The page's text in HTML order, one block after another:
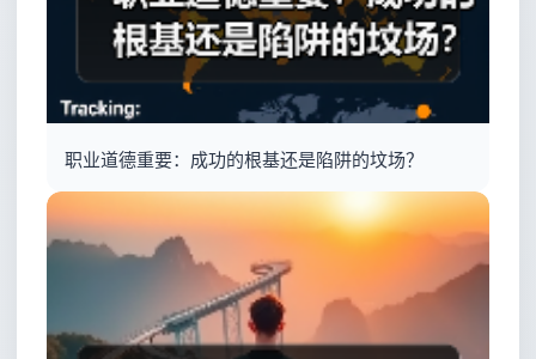
职业道德重要：成功的根基还是陷阱的坟场？